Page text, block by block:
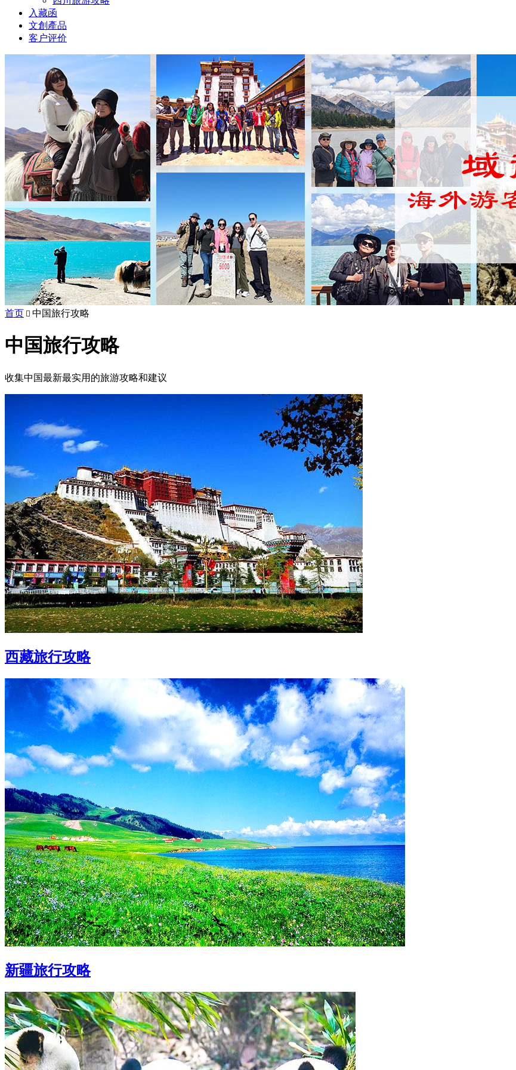
入藏函
文創產品
客户评价
首页  中国旅行攻略
中国旅行攻略
收集中国最新最实用的旅游攻略和建议
西藏旅行攻略
新疆旅行攻略